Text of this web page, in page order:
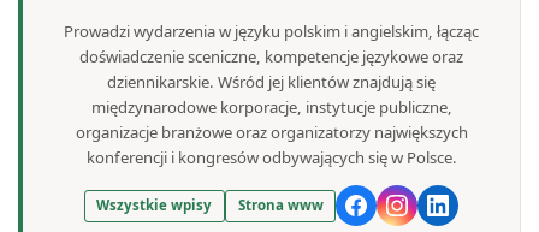
Prowadzi wydarzenia w języku polskim i angielskim, łącząc
doświadczenie sceniczne, kompetencje językowe oraz
dziennikarskie. Wśród jej klientów znajdują się
międzynarodowe korporacje, instytucje publiczne,
organizacje branżowe oraz organizatorzy największych
konferencji i kongresów odbywających się w Polsce.
Wszystkie wpisy Strona www